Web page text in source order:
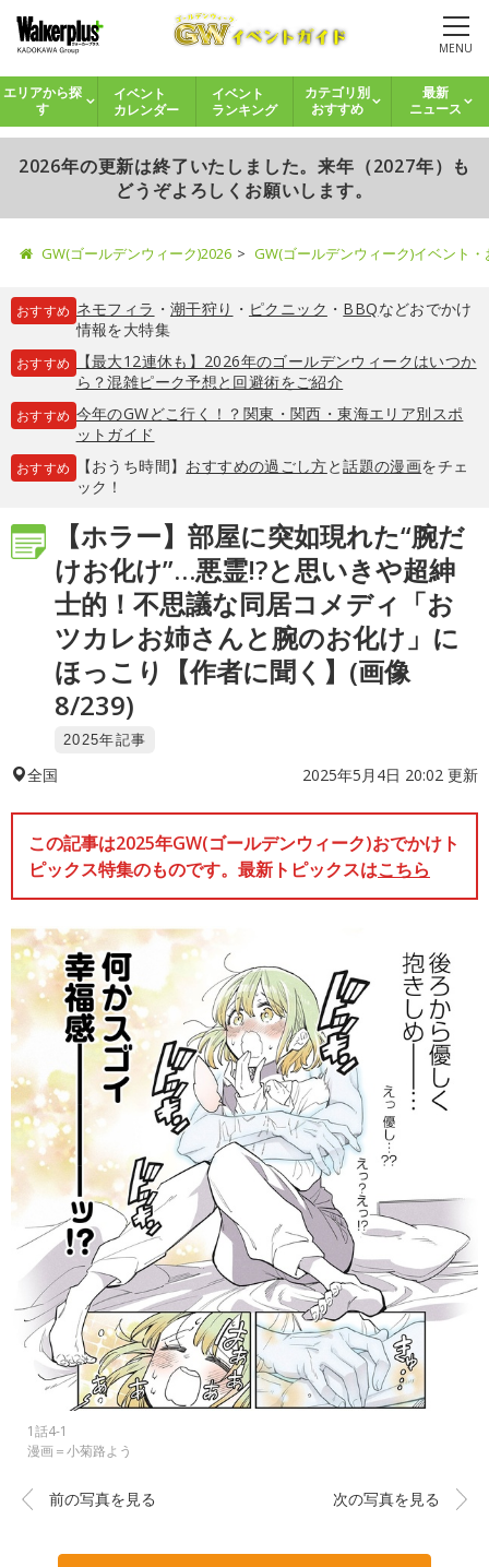
MENU
エリアから探
す
イベント
カレンダー
イベント
ランキング
カテゴリ別
おすすめ
最新
ニュース
2026年の更新は終了いたしました。来年（2027年）も
どうぞよろしくお願いします。
GW(ゴールデンウィーク)2026 GW(ゴールデンウィーク)イベント
おすすめ ネモフィラ ・ 潮干狩り ・ ピクニック ・ BBQなどおでかけ
情報を大特集
おすすめ
【最大12連休も】2026年のゴールデンウィークはいつか
ら？混雑ピーク予想と回避術をご紹介
おすすめ 今年のGWどこ行く！？関東・関西・東海エリア別スポ
ットガイド
おすすめ 【おうち時間】 おすすめの過ごし方と話題の漫画をチェ
ック！
【ホラー】部屋に突如現れた“腕だ
けお化け”…悪霊!?と思いきや超紳
士的！不思議な同居コメディ「お
ツカレお姉さんと腕のお化け」に
ほっこり【作者に聞く】(画像
8/239)
2025年記事
全国 2025年5月4日 20:02 更新
この記事は2025年GW(ゴールデンウィーク)おでかけト
ピックス特集のものです。最新トピックスはこちら
1話4-1
漫画＝小菊路よう
前の写真を見る 次の写真を見る